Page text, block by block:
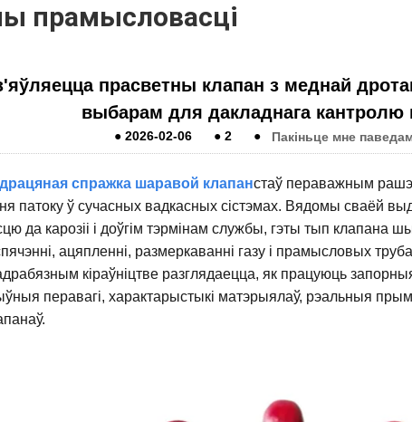
прамысловасці
прасветны клапан з меднай
выбарам для дакладнага кантролю
● 2026-02-06 ● 2 ● Пакіньце мне
спражка шаравой клапанстаў пераважным
патоку ў сучасных вадкасных сістэмах. Вядомы сваёй
да карозіі і доўгім тэрмінам службы, гэты тып клапана
ацяпленні, размеркаванні газу і прамысловых
кіраўніцтве разглядаецца, як працуюць
перавагі, характарыстыкі матэрыялаў, рэальныя